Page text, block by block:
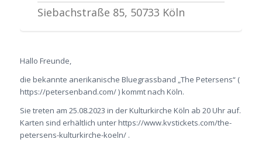
Siebachstraße 85, 50733 Köln
Hallo Freunde,
die bekannte anerikanische Bluegrassband „The Petersens“ (
https://petersenband.com/ ) kommt nach Köln.
Sie treten am 25.08.2023 in der Kulturkirche Köln ab 20 Uhr auf.
Karten sind erhältlich unter https://www.kvstickets.com/the-
petersens-kulturkirche-koeln/ .